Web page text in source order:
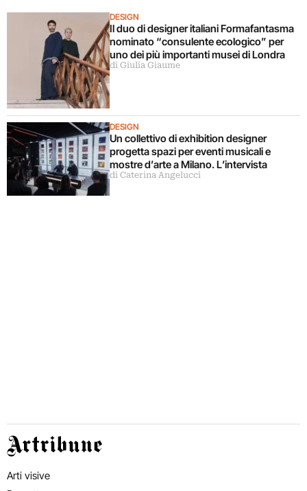
DESIGN
Il duo di designer italiani Formafantasma
nominato “consulente ecologico” per
uno dei più importanti musei di Londra
di Giulia Giaume
DESIGN
Un collettivo di exhibition designer
progetta spazi per eventi musicali e
mostre d’arte a Milano. L’intervista
di Caterina Angelucci
Artribune
Arti visive